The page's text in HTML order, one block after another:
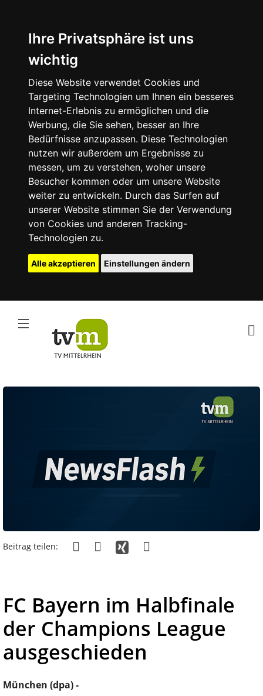
Ihre Privatsphäre ist uns
wichtig
Diese Website verwendet Cookies und
Targeting Technologien um Ihnen ein besseres
Internet-Erlebnis zu ermöglichen und die
Werbung, die Sie sehen, besser an Ihre
Bedürfnisse anzupassen. Diese Technologien
nutzen wir außerdem um Ergebnisse zu
messen, um zu verstehen, woher unsere
Besucher kommen oder um unsere Website
weiter zu entwickeln. Durch das Surfen auf
unserer Website stimmen Sie der Verwendung
von Cookies und anderen Tracking-
Technologien zu.
Alle akzeptieren Einstellungen ändern
Beitrag teilen:
FC Bayern im Halbfinale
der Champions League
ausgeschieden
München (dpa) -